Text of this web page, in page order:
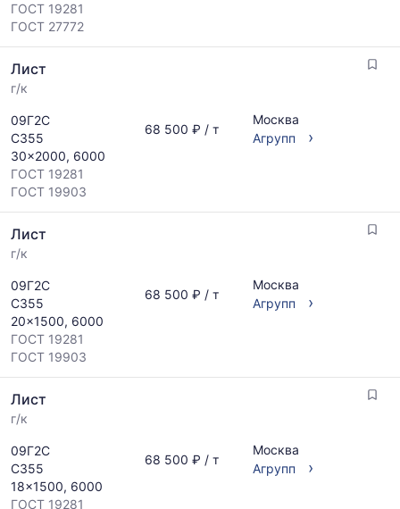
ГОСТ 19281
ГОСТ 27772
Лист
г/к
09Г2С
С355
30x2000, 6000
ГОСТ 19281
ГОСТ 19903
68 500 ₽ / т
Москва
Агрупп
›
Лист
г/к
09Г2С
С355
20x1500, 6000
ГОСТ 19281
ГОСТ 19903
68 500 ₽ / т
Москва
Агрупп
›
Лист
г/к
09Г2С
С355
18x1500, 6000
ГОСТ 19281
68 500 ₽ / т
Москва
Агрупп
›